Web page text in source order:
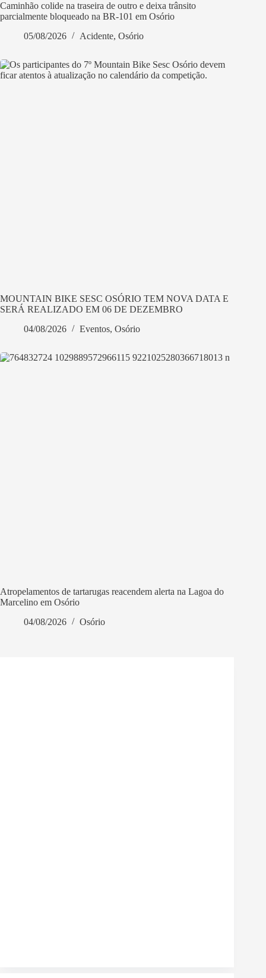
Caminhão colide na traseira de outro e deixa trânsito
parcialmente bloqueado na BR-101 em Osório
05/08/2026
Acidente, Osório
MOUNTAIN BIKE SESC OSÓRIO TEM NOVA DATA E
SERÁ REALIZADO EM 06 DE DEZEMBRO
04/08/2026
Eventos, Osório
Atropelamentos de tartarugas reacendem alerta na Lagoa do
Marcelino em Osório
04/08/2026
Osório